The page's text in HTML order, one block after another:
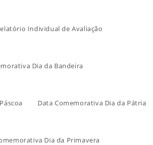
Individual de Avaliação
Dia da Bandeira
Data Comemorativa Dia da Pátria
Dia da Primavera